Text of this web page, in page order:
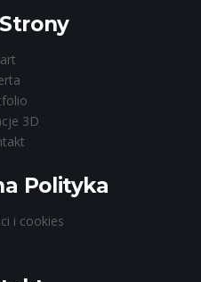
3D
Polityka
i cookies